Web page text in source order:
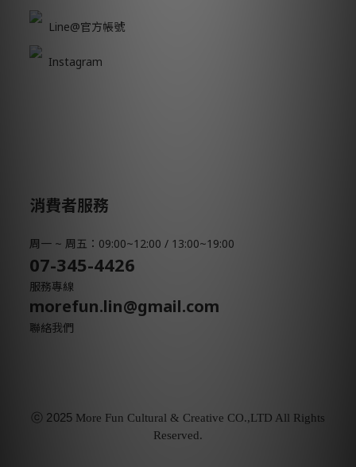
Line@官方帳號
Instagram
消費者服務
周一 ~ 周五：09:00~12:00 / 13:00~19:00
07-345-4426
服務專線
morefun.lin@gmail.com
聯絡我們
ⓒ 2025 More Fun Cultural & Creative CO.,LTD All Rights
Reserved.